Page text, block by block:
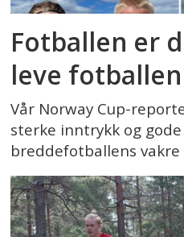
Fotballen er
leve fotballen
Vår Norway Cup-
sterke inntrykk og
breddefotballens vakre